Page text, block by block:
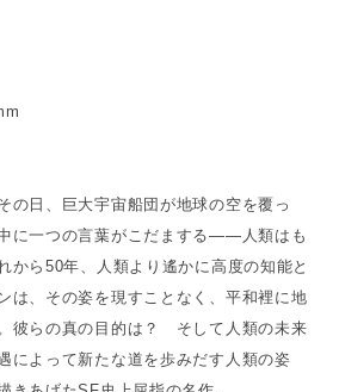
の日、巨大宇宙船団が地球の空を覆っ
に一つの言葉がこだまする――人類はも
から50年、人類より遙かに高度の知能と
は、その姿を現すことなく、平和裡に地
彼らの真の目的は？ そして人類の未来
よって新たな道を歩みだす人類の姿